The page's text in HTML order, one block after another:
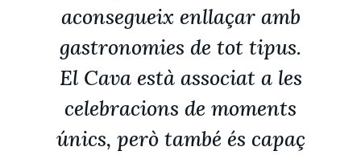
aconsegueix enllaçar amb
gastronomies de tot tipus.
El Cava està associat a les
celebracions de moments
únics, però també és capaç